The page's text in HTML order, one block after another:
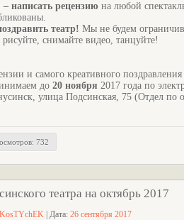
написать рецензию на любой
театр! Мы не будем
снимайте видео, танцуйте!
и самого креативного
до 20 ноября 2017 года по
улица Подсинская, 75 (Отдел по
732
театра на октябрь 2017
KosTYchEK | Дата: 26 сентября 2017